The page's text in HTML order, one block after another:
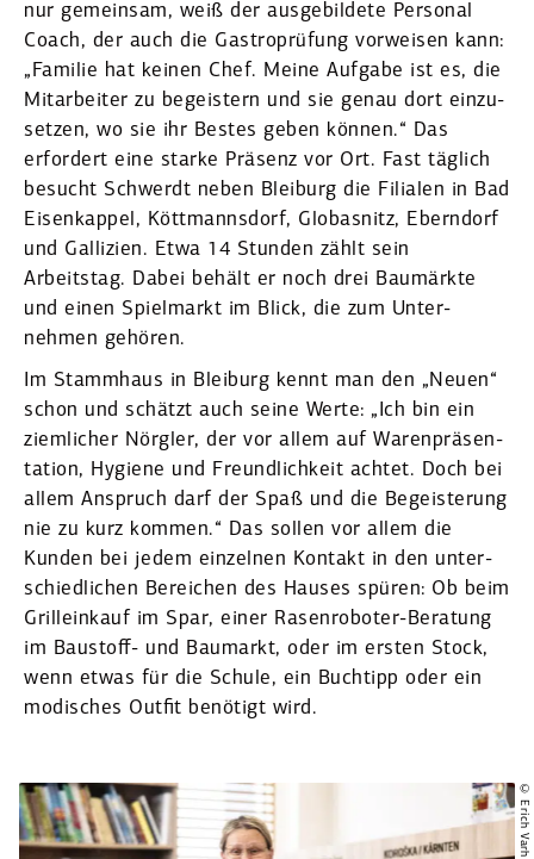
nur gemeinsam, weiß der ausge­bildete Personal
Coach, der auch die Gastro­prüfung vorweisen kann:
„Familie hat keinen Chef. Meine Aufgabe ist es, die
Mitar­beiter zu begeistern und sie genau dort einzu­
setzen, wo sie ihr Bestes geben können.“ Das
erfordert eine starke Präsenz vor Ort. Fast täglich
besucht Schwerdt neben Bleiburg die Filialen in Bad
Eisen­kappel, Köttmannsdorf, Globasnitz, Eberndorf
und Gallizien. Etwa 14 Stunden zählt sein
Arbeitstag. Dabei behält er noch drei Baumärkte
und einen Spiel­markt im Blick, die zum Unter­
nehmen gehören.
Im Stammhaus in Bleiburg kennt man den „Neuen“
schon und schätzt auch seine Werte: „Ich bin ein
ziemlicher Nörgler, der vor allem auf Waren­prä­sen­
tation, Hygiene und Freund­lichkeit achtet. Doch bei
allem Anspruch darf der Spaß und die Begeis­terung
nie zu kurz kommen.“ Das sollen vor allem die
Kunden bei jedem einzelnen Kontakt in den unter­
schied­lichen Bereichen des Hauses spüren: Ob beim
Grilleinkauf im Spar, einer Rasen­ro­boter-Beratung
im Baustoff- und Baumarkt, oder im ersten Stock,
wenn etwas für die Schule, ein Buchtipp oder ein
modisches Outfit benötigt wird.
© Erich Varh (5)